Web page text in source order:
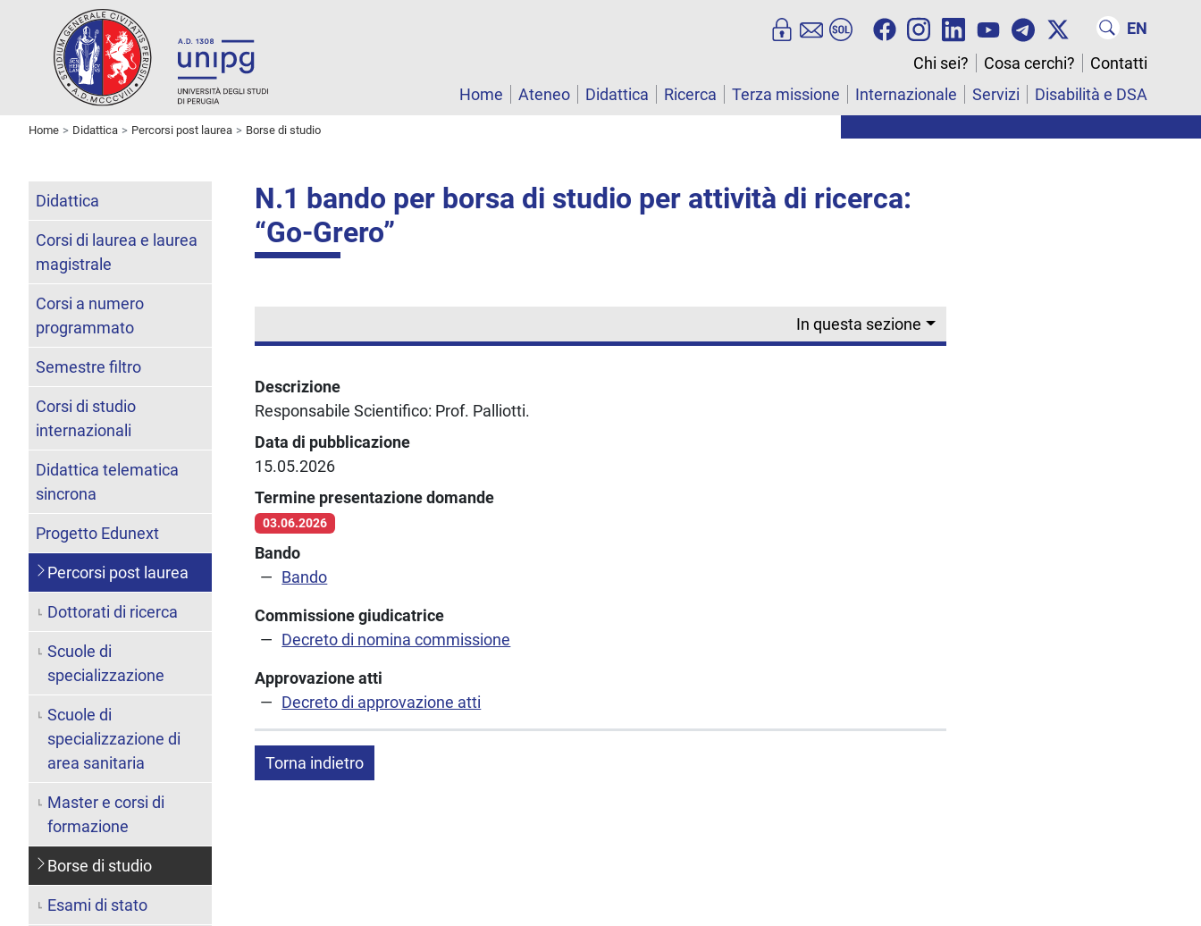
EN
Chi sei?
Cosa cerchi?
Contatti
Home
Ateneo Didattica Ricerca Terza missione Internazionale Servizi Disabilità e DSA
Home Didattica Percorsi post laurea Borse di studio
N.1 bando per borsa di studio per attività di ricerca:
“Go-Grero”
In questa sezione
Descrizione
Responsabile Scientifico: Prof. Palliotti.
Data di pubblicazione
15.05.2026
Termine presentazione domande
03.06.2026
Bando
Bando
Commissione giudicatrice
Decreto di nomina commissione
Approvazione atti
Decreto di approvazione atti
Torna indietro
Didattica
Corsi di laurea e laurea
magistrale
Corsi a numero
programmato
Semestre filtro
Corsi di studio
internazionali
Didattica telematica
sincrona
Progetto Edunext
Percorsi post laurea
Dottorati di ricerca
Scuole di
specializzazione
Scuole di
specializzazione di
area sanitaria
Master e corsi di
formazione
Borse di studio
Esami di stato